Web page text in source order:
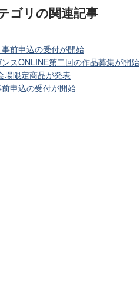
ゴリの関連記事
前申込の受付が開始
スONLINE第二回の作品募集が開始
場限定商品が発表
申込の受付が開始